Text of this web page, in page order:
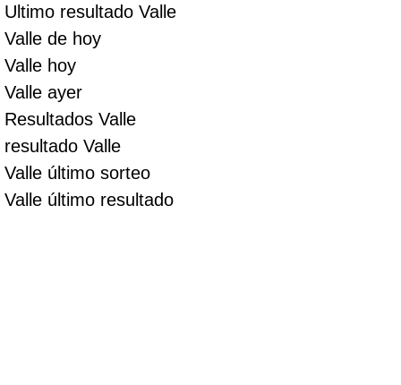
Ultimo resultado Valle
Valle de hoy
Valle hoy
Valle ayer
Resultados Valle
resultado Valle
Valle último sorteo
Valle último resultado